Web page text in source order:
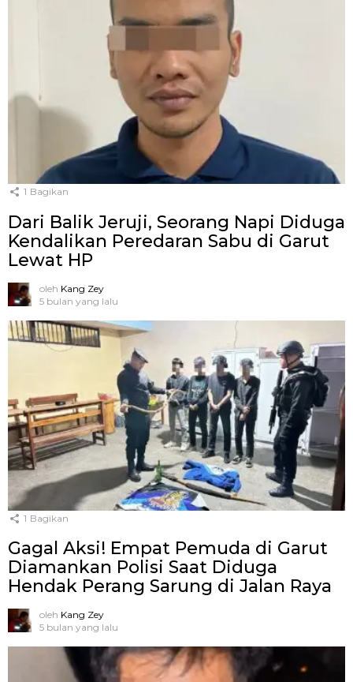
1 Bagikan
Dari Balik Jeruji, Seorang Napi Diduga
Kendalikan Peredaran Sabu di Garut
Lewat HP
oleh Kang Zey
5 bulan yang lalu
1 Bagikan
Gagal Aksi! Empat Pemuda di Garut
Diamankan Polisi Saat Diduga
Hendak Perang Sarung di Jalan Raya
oleh Kang Zey
5 bulan yang lalu